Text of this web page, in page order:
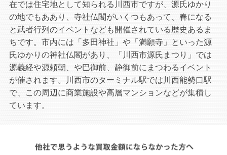
在では住宅地として知られる川西市ですが、源氏ゆかり
の地でもああり、寺社仏閣がいくつもあって、春になる
と武者行列のイベントなども開催されている歴史あるま
ちです。市内には「多田神社」や「満願寺」といった源
氏ゆかりの神社仏閣があり、「川西市源氏まつり」では
源義経や源頼朝、や巴御前、静御前にまつわるイベント
が催されます。川西市のターミナル駅では川西能勢口駅
で、この周辺に商業施設や高層マンションなどが集積し
ています。